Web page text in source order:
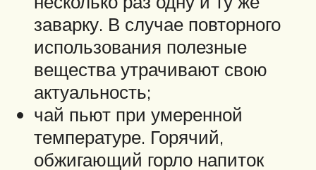
заварку. В случае повторного
использования полезные
вещества утрачивают свою
актуальность;
чай пьют при умеренной
температуре. Горячий,
обжигающий горло напиток